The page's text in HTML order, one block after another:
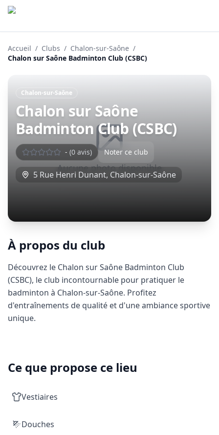
Accueil / Clubs / Chalon-sur-Saône /
Chalon sur Saône Badminton Club (CSBC)
Aucune photo disponible
Chalon-sur-Saône
Chalon sur Saône
Badminton Club (CSBC)
- (0 avis) Noter ce club
5 Rue Henri Dunant, Chalon-sur-Saône
À propos du club
Découvrez le Chalon sur Saône Badminton Club
(CSBC), le club incontournable pour pratiquer le
badminton à Chalon-sur-Saône. Profitez
d'entraînements de qualité et d'une ambiance sportive
unique.
Ce que propose ce lieu
Vestiaires
Douches